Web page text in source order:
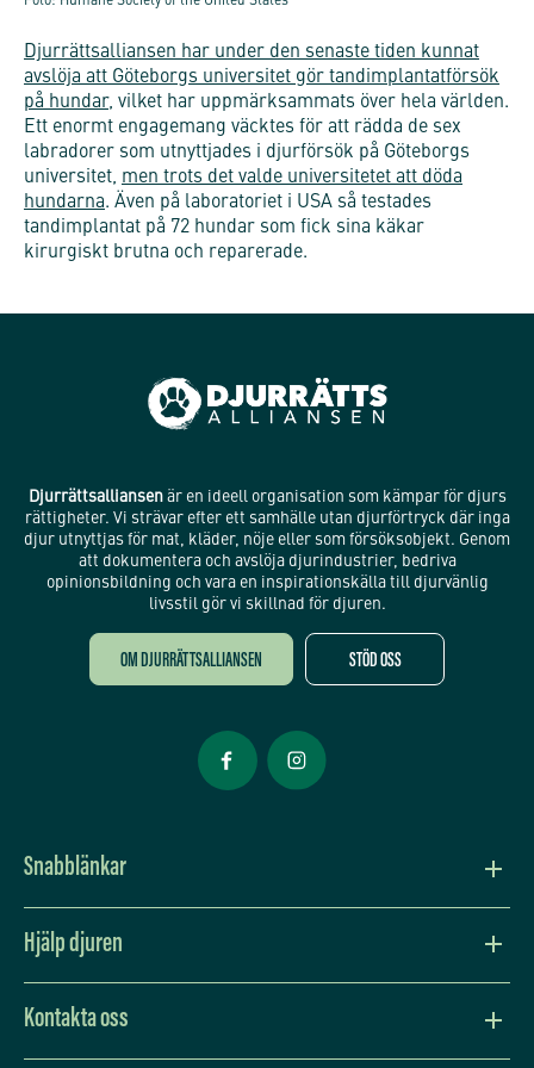
Djurrättsalliansen har under den senaste tiden kunnat
avslöja att Göteborgs universitet gör tandimplantatförsök
på hundar, vilket har uppmärksammats över hela världen.
Ett enormt engagemang väcktes för att rädda de sex
labradorer som utnyttjades i djurförsök på Göteborgs
universitet, men trots det valde universitetet att döda
hundarna. Även på laboratoriet i USA så testades
tandimplantat på 72 hundar som fick sina käkar
kirurgiskt brutna och reparerade.
Djurrättsalliansenär en ideell organisation som kämpar för djurs
rättigheter. Vi strävar efter ett samhälle utan djurförtryck där inga
djur utnyttjas för mat, kläder, nöje eller som försöksobjekt. Genom
att dokumentera och avslöja djurindustrier, bedriva
opinionsbildning och vara en inspirationskälla till djurvänlig
livsstil gör vi skillnad för djuren.
OM DJURRÄTTSALLIANSEN STÖD OSS
Öppnas i nytt fönster
Snabblänkar
Vision och värdegrund
Djurens situation
Hjälp djuren
Lev djurvänligt
Kontakta oss